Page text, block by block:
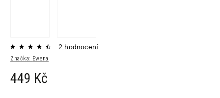
Značka: Ewena
2 hodnocení
449 Kč